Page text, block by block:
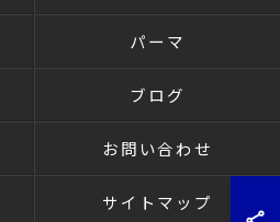
パーマ
ブログ
お問い合わせ
サイトマップ